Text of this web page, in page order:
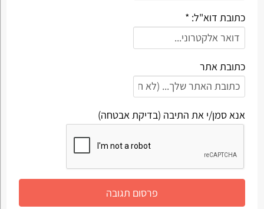
כתובת דוא"ל: *
כתובת אתר
אנא סמן/י את התיבה (בדיקת אבטחה)